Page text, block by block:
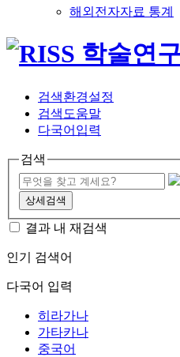
해외전자자료 통계
검색환경설정
검색도움말
다국어입력
검색
상세검색
결과 내 재검색
인기 검색어
다국어 입력
히라가나
가타카나
중국어